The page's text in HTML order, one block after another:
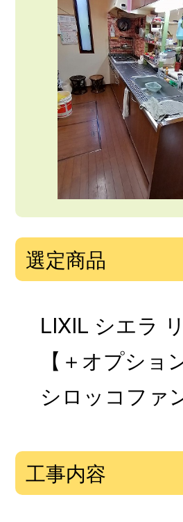
選定商品
LIXIL シエラ
【＋オプシ
シロッコファ
工事内容